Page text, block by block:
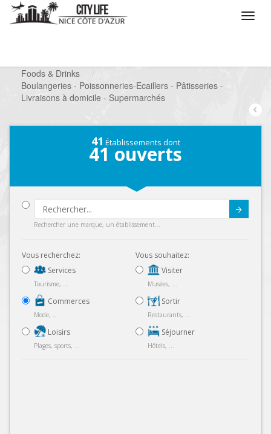
Foods & Drinks
/
Boulangeries - Poissonneries-Ecaillers - Pâtisseries -
Livraisons à domicile - Supermarchés
41 Établissements dont
41 ouverts
Rechercher une marque, un établissement...
Vous recherchez:
Services
Tourisme, ...
Commerces
Mode, ...
Loisirs
Plages, sports, ...
Vous souhaitez:
Visiter
Musées, ...
Sortir
Restaurants, ...
Séjourner
Hôtels, ...